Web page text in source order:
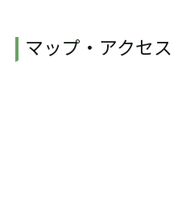
マップ・アクセス